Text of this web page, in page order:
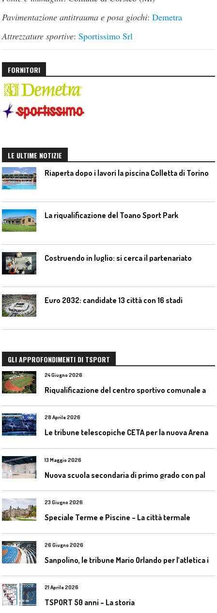
Pavimentazione antitrauma e posa giochi:Demetra
Attrezzature sportive:Sportissimo Srl
FORNITORI
LE ULTIME NOTIZIE
Riaperta dopo i lavori la piscina Colletta di Torino
La riqualificazione del Toano Sport Park
Costruendo in luglio: si cerca il partenariato
Euro 2032: candidate 13 città con 16 stadi
GLI APPROFONDIMENTI DI TSPORT
24 Giugno 2026
28 Aprile 2026
13 Maggio 2026
23 Giugno 2026
Speciale Terme e Piscine – La città termale
26 Giugno 2026
21 Aprile 2026
TSPORT 50 anni – La storia